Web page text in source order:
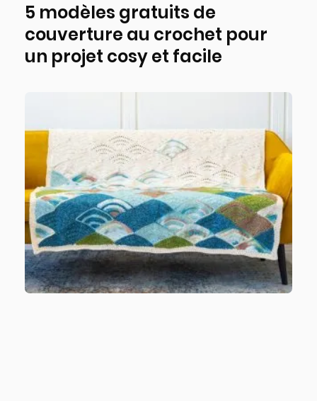
5 modèles gratuits de
couverture au crochet pour
un projet cosy et facile